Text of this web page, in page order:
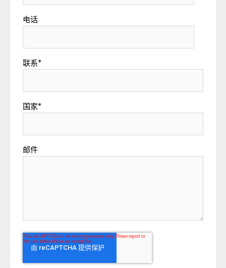
电话
联系*
国家*
邮件